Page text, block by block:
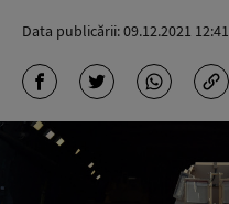
Data publicării:09.12.2021 12:41